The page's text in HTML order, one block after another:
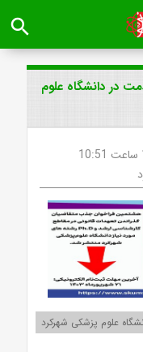
search
در دانشگاه علوم
علوم پزشکی شهرکرد